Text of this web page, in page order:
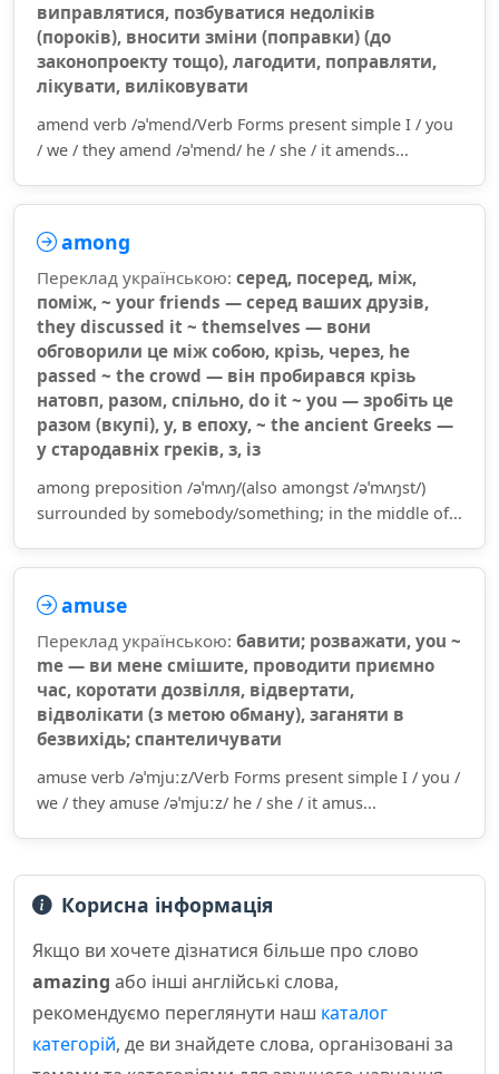
виправлятися, позбуватися недоліків
(пороків), вносити зміни (поправки) (до
законопроекту тощо), лагодити, поправляти,
лікувати, виліковувати
amend verb /əˈmend/Verb Forms present simple I / you
/ we / they amend /əˈmend/ he / she / it amends...
among
Переклад українською: серед, посеред, між,
поміж, ~ your friends — серед ваших друзів,
they discussed it ~ themselves — вони
обговорили це між собою, крізь, через, he
passed ~ the crowd — він пробирався крізь
натовп, разом, спільно, do it ~ you — зробіть це
разом (вкупі), у, в епоху, ~ the ancient Greeks —
у стародавніх греків, з, із
among preposition /əˈmʌŋ/(also amongst /əˈmʌŋst/)
surrounded by somebody/something; in the middle of...
amuse
Переклад українською: бавити; розважати, you ~
me — ви мене смішите, проводити приємно
час, коротати дозвілля, відвертати,
відволікати (з метою обману), заганяти в
безвихідь; спантеличувати
amuse verb /əˈmjuːz/Verb Forms present simple I / you /
we / they amuse /əˈmjuːz/ he / she / it amus...
Корисна інформація
Якщо ви хочете дізнатися більше про слово
amazing або інші англійські слова,
рекомендуємо переглянути наш каталог
категорій, де ви знайдете слова, організовані за